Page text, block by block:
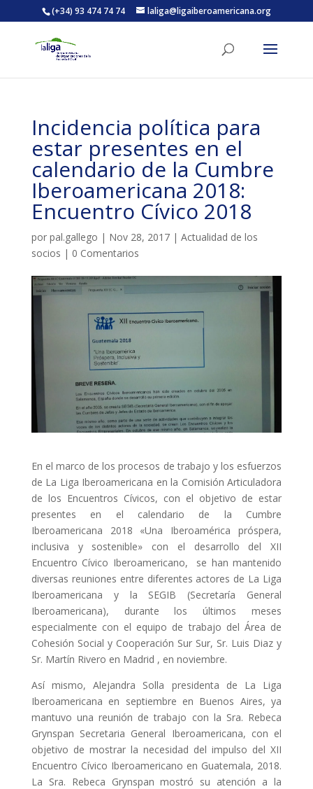
(+34) 93 474 74 74 laliga@ligaiberoamericana.org
Incidencia política para
estar presentes en el
calendario de la Cumbre
Iberoamericana 2018:
Encuentro Cívico 2018
por pal.gallego | Nov 28, 2017| Actualidad de los
socios | 0 Comentarios
En el marco de los procesos de trabajo y los esfuerzos
de La Liga Iberoamericana en la Comisión Articuladora
de los Encuentros Cívicos, con el objetivo de estar
presentes en el calendario de la Cumbre
Iberoamericana 2018 «Una Iberoamérica próspera,
inclusiva y sostenible» con el desarrollo del XII
Encuentro Cívico Iberoamericano, se han mantenido
diversas reuniones entre diferentes actores de La Liga
Iberoamericana y la SEGIB (Secretaría General
Iberoamericana), durante los últimos meses
especialmente con el equipo de trabajo del Área de
Cohesión Social y Cooperación Sur Sur, Sr. Luis Diaz y
Sr. Martín Rivero en Madrid , en noviembre.
Así mismo, Alejandra Solla presidenta de La Liga
Iberoamericana en septiembre en Buenos Aires, ya
mantuvo una reunión de trabajo con la Sra. Rebeca
Grynspan Secretaria General Iberoamericana, con el
objetivo de mostrar la necesidad del impulso del XII
Encuentro Cívico Iberoamericano en Guatemala, 2018.
La Sra. Rebeca Grynspan mostró su atención a la
ACTIVITATS D'ESTIU
MÓN ESCOLAR
ALBERG CENTRE ESPLAI
FORMACIÓ
CASES DE COLÒNIES
ACCIÓ SOCIAL I JOVES
ESPLAIS
SUPORT TERCER SECTOR
CONEIX FUNDESPLAI
La Fundació
L'equip
Missió i valors
Els comptes clars
Memòria d'activitats
Proposta educativa